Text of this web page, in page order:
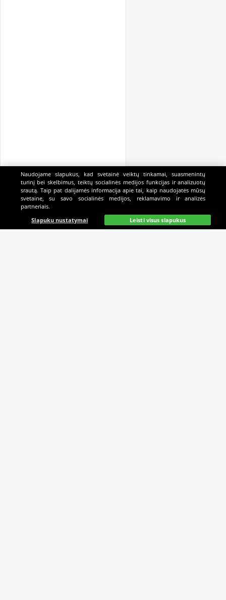
Pagrindinis Gyvai Paieška Mano Kazino
Naudojame slapukus, kad svetainė veiktų tinkamai, suasmenintų
turinį bei skelbimus, teiktų socialinės medijos funkcijas ir analizuotų
srautą. Taip pat dalijamės informacija apie tai, kaip naudojatės mūsų
svetaine, su savo socialinės medijos, reklamavimo ir analizės
partneriais.
Slapukų nustatymai
Leisti visus slapukus